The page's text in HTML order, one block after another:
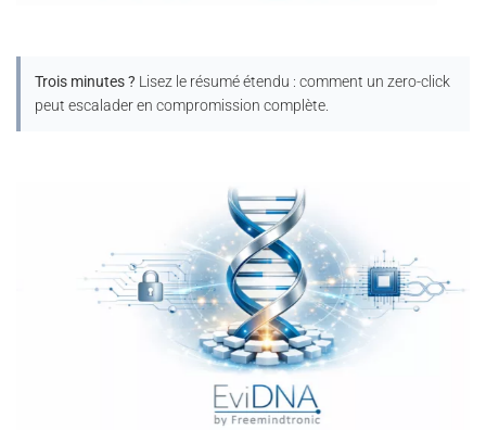
Trois minutes ? Lisez le résumé étendu : comment un zero-click
peut escalader en compromission complète.